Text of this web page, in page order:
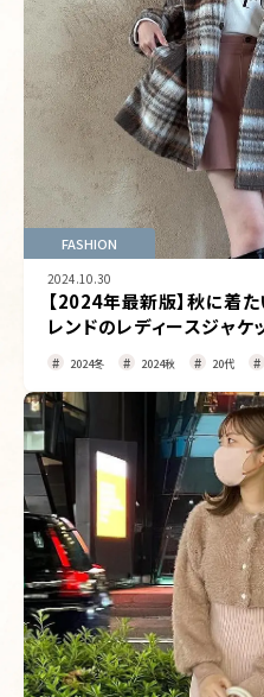
FASHION
2024.10.30
【2024年最新版】秋に着
レンドのレディースジャケ
2024冬 2024秋 20代